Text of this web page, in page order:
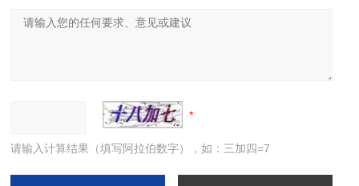
请输入计算结果（填写阿拉伯数字），如：三加四=7